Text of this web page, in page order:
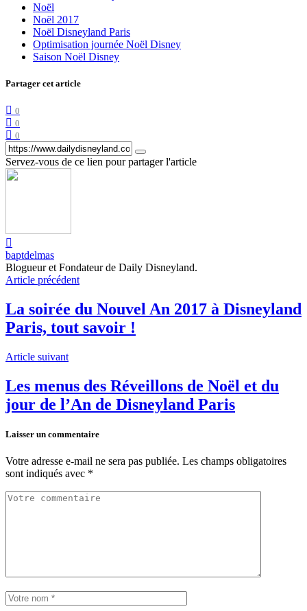
Noël
Noël 2017
Noël Disneyland Paris
Optimisation journée Noël Disney
Saison Noël Disney
Partager cet article
0
0
0
Servez-vous de ce lien pour partager l'article
baptdelmas
Blogueur et Fondateur de Daily Disneyland.
Article précédent
La soirée du Nouvel An 2017 à Disneyland
Paris, tout savoir !
Article suivant
Les menus des Réveillons de Noël et du
jour de l’An de Disneyland Paris
Laisser un commentaire
Votre adresse e-mail ne sera pas publiée. Les champs obligatoires
sont indiqués avec *